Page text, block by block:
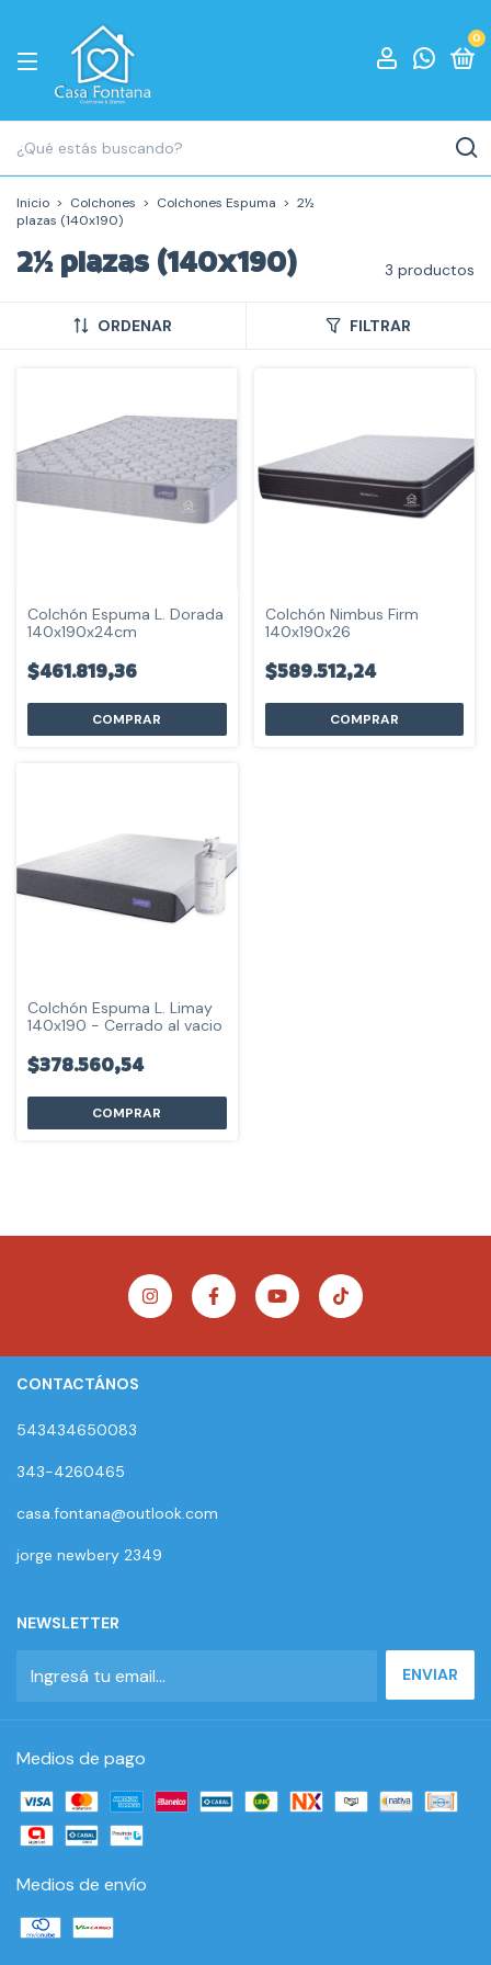
0
Inicio > Colchones > Colchones Espuma > 2½
plazas (140x190)
2½ plazas (140x190) 3 productos
ORDENAR FILTRAR
Colchón Espuma L. Dorada
140x190x24cm
$461.819,36
COMPRAR
Colchón Nimbus Firm
140x190x26
$589.512,24
COMPRAR
Colchón Espuma L. Limay
140x190 - Cerrado al vacio
$378.560,54
COMPRAR
CONTACTÁNOS
543434650083
343-4260465
casa.fontana@outlook.com
jorge newbery 2349
NEWSLETTER
Medios de pago
Medios de envío